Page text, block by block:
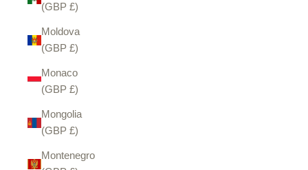
(GBP £)
Moldova
(GBP £)
Monaco
(GBP £)
Mongolia
(GBP £)
Montenegro